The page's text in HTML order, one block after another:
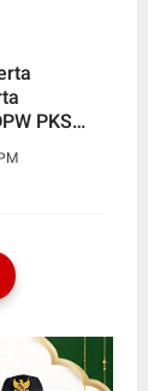
PKS